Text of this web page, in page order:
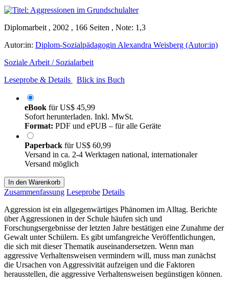
Diplomarbeit , 2002 , 166 Seiten , Note: 1,3
Autor:in: Diplom-Sozialpädagogin Alexandra Weisberg (Autor:in)
Soziale Arbeit / Sozialarbeit
Leseprobe & Details
Blick ins Buch
eBook fürUS$ 45,99
Sofort herunterladen. Inkl. MwSt.
Format: PDF und ePUB – für alle Geräte
Paperback fürUS$ 60,99
Versand in ca. 2-4 Werktagen national, internationaler
Versand möglich
In den Warenkorb
Zusammenfassung Leseprobe Details
Aggression ist ein allgegenwärtiges Phänomen im Alltag. Berichte
über Aggressionen in der Schule häufen sich und
Forschungsergebnisse der letzten Jahre bestätigen eine Zunahme der
Gewalt unter Schülern. Es gibt umfangreiche Veröffentlichungen,
die sich mit dieser Thematik auseinandersetzen. Wenn man
aggressive Verhaltensweisen vermindern will, muss man zunächst
die Ursachen von Aggressivität aufzeigen und die Faktoren
herausstellen, die aggressive Verhaltensweisen begünstigen können.